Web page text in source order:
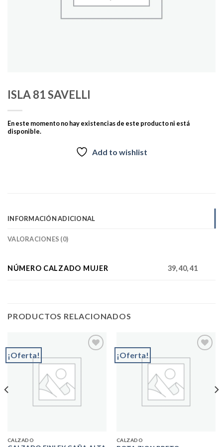
ISLA 81 SAVELLI
En este momento no hay existencias de este producto ni está
disponible.
Add to wishlist
INFORMACIÓN ADICIONAL
VALORACIONES (0)
NÚMERO CALZADO MUJER 39, 40, 41
PRODUCTOS RELACIONADOS
¡Oferta!
CALZADO
¡Oferta!
CALZADO